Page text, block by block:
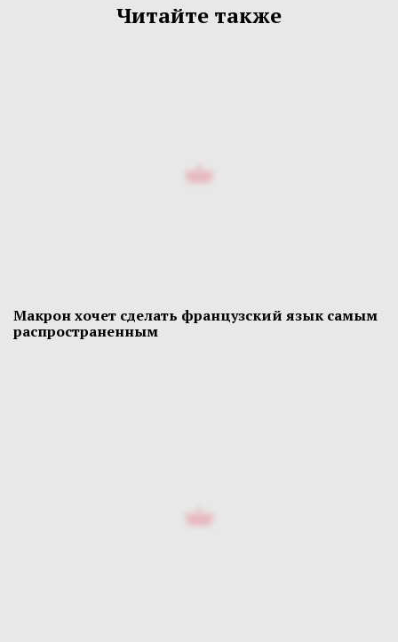
Читайте также
Макрон хочет сделать французский язык самым
распространенным